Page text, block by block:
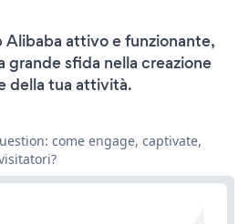
Alibaba attivo e funzionante,
grande sfida nella creazione
della tua attività.
come engage, captivate,